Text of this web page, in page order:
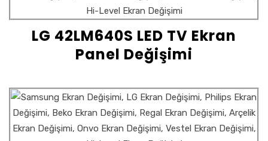
LG 42LM640S LED TV Ekran
Panel Değişimi